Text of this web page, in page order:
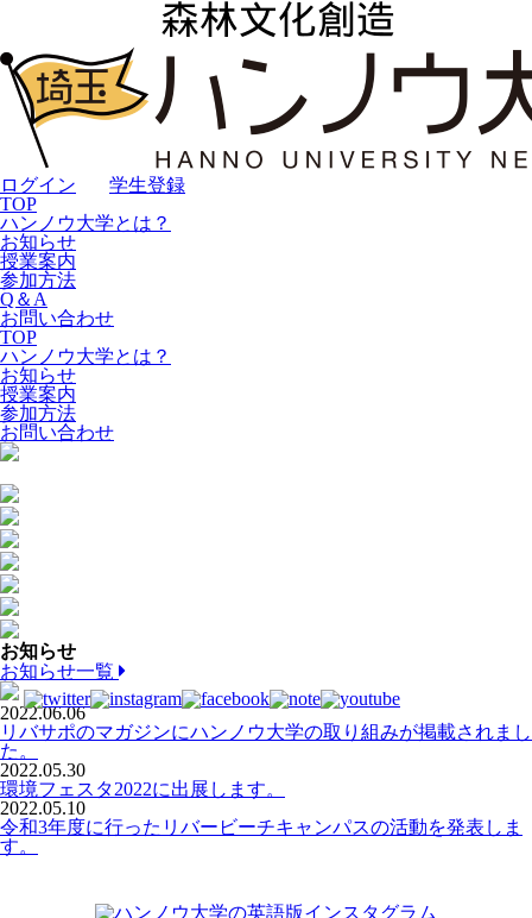
ログイン
学生登録
TOP
ハンノウ大学とは？
お知らせ
授業案内
参加方法
Q＆A
お問い合わせ
TOP
ハンノウ大学とは？
お知らせ
授業案内
参加方法
お問い合わせ
お知らせ
お知らせ一覧
2022.06.06
リバサポのマガジンにハンノウ大学の取り組みが掲載されまし
た。
2022.05.30
環境フェスタ2022に出展します。
2022.05.10
令和3年度に行ったリバービーチキャンパスの活動を発表しま
す。